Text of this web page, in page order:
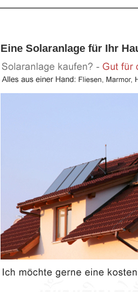
Eine Solaranlage für Ihr